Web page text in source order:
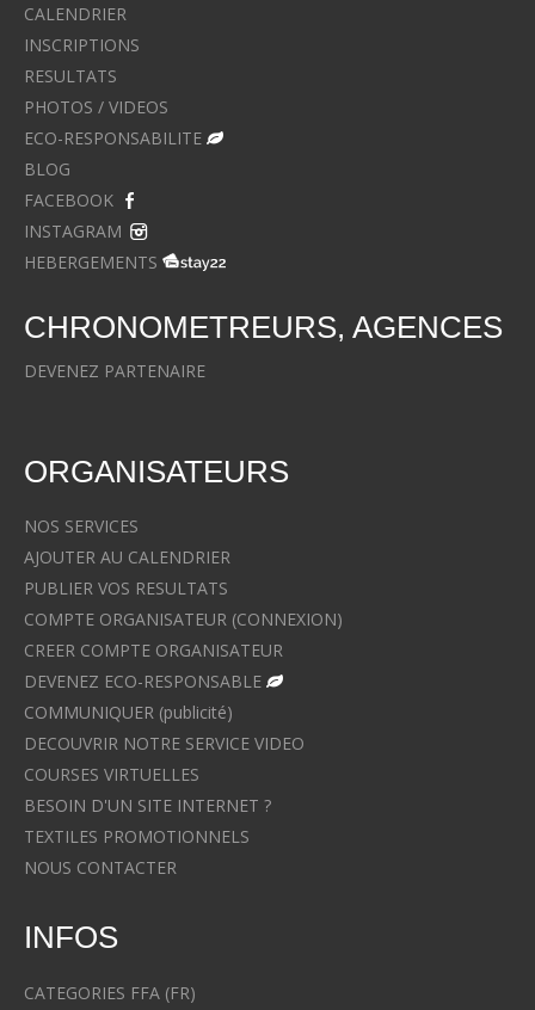
CALENDRIER
INSCRIPTIONS
RESULTATS
PHOTOS / VIDEOS
ECO-RESPONSABILITE
BLOG
FACEBOOK
INSTAGRAM
HEBERGEMENTS
CHRONOMETREURS, AGENCES
DEVENEZ PARTENAIRE
ORGANISATEURS
NOS SERVICES
AJOUTER AU CALENDRIER
PUBLIER VOS RESULTATS
COMPTE ORGANISATEUR (CONNEXION)
CREER COMPTE ORGANISATEUR
DEVENEZ ECO-RESPONSABLE
COMMUNIQUER (publicité)
DECOUVRIR NOTRE SERVICE VIDEO
COURSES VIRTUELLES
BESOIN D'UN SITE INTERNET ?
TEXTILES PROMOTIONNELS
NOUS CONTACTER
INFOS
CATEGORIES FFA (FR)